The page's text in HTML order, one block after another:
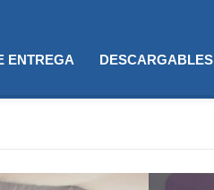
ENTREGA DESCARGABLES